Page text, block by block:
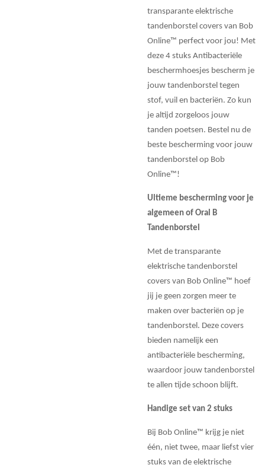
transparante elektrische
tandenborstel covers van Bob
Online™ perfect voor jou! Met
deze 4 stuks Antibacteriële
beschermhoesjes bescherm je
jouw tandenborstel tegen
stof, vuil en bacteriën. Zo kun
je altijd zorgeloos jouw
tanden poetsen. Bestel nu de
beste bescherming voor jouw
tandenborstel op Bob
Online™!
Ultieme bescherming voor je
algemeen of Oral B
Tandenborstel
Met de transparante
elektrische tandenborstel
covers van Bob Online™ hoef
jij je geen zorgen meer te
maken over bacteriën op je
tandenborstel. Deze covers
bieden namelijk een
antibacteriële bescherming,
waardoor jouw tandenborstel
te allen tijde schoon blijft.
Handige set van 2 stuks
Bij Bob Online™ krijg je niet
één, niet twee, maar liefst vier
stuks van de elektrische